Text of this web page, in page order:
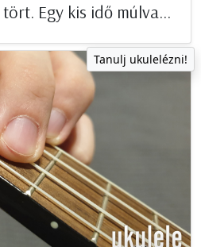
Egy kis idő múlva...
Tanulj ukulelézni!